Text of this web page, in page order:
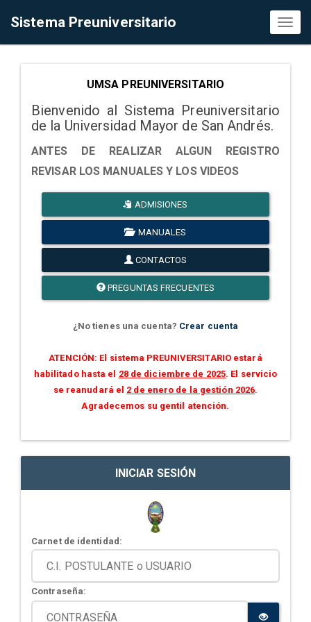
Sistema Preuniversitario
UMSA PREUNIVERSITARIO
Bienvenido al Sistema Preuniversitario
de la Universidad Mayor de San Andrés.
ANTES DE REALIZAR ALGUN REGISTRO
REVISAR LOS MANUALES Y LOS VIDEOS
ADMISIONES
MANUALES
CONTACTOS
PREGUNTAS FRECUENTES
¿No tienes una cuenta? Crear cuenta
ATENCIÓN: El sistema PREUNIVERSITARIO estará
habilitado hasta el 28 de diciembre de 2025. El servicio
se reanudará el 2 de enero de la gestión 2026.
Agradecemos su gentil atención.
INICIAR SESIÓN
Carnet de identidad:
Contraseña: